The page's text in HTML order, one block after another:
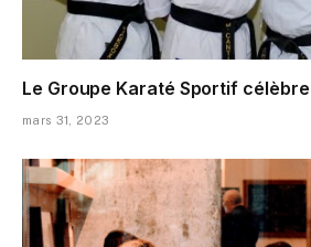
Le Groupe Karaté Sportif
mars 31, 2023